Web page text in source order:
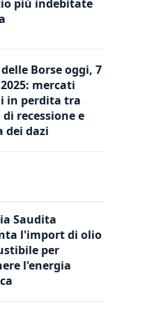
più indebitate
Borse oggi, 7
mercati
in perdita tra
recessione e
dei dazi
Saudita
l'import di olio
per
l'energia